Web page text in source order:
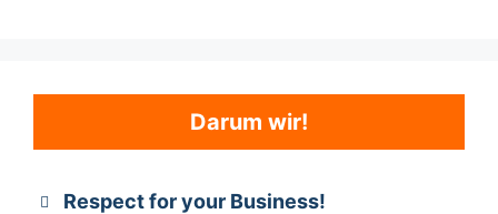
Darum wir!
Respect for your Business!